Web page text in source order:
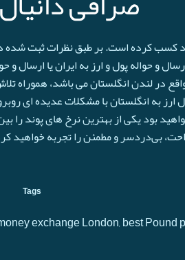
کسب کرده است. بر طبق نظرات ثبت شده
و حواله پول و ارز به ایران یا ارسال و
در لندن انگلستان می باشد، هموراه
ارز به انگلستان با مشکلات عدیده ای
بود یکی از بهترین نرخ های پوند
بی‌دردسر و مطمئن را تجربه خواهید
Tags
exchange London, best